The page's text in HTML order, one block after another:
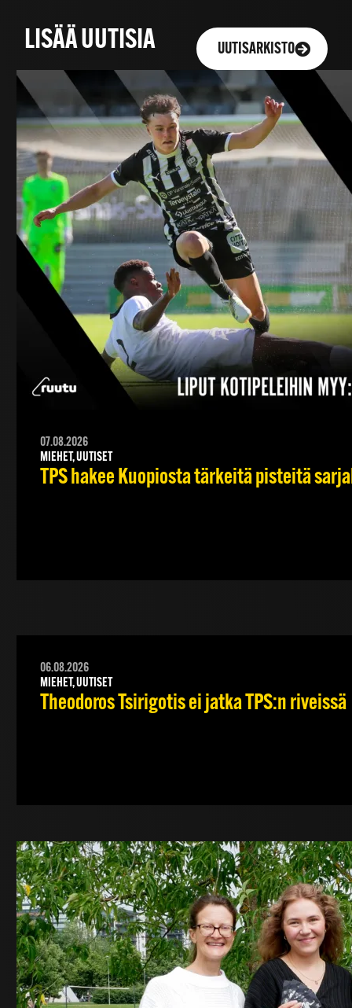
LISÄÄ UUTISIA UUTISARKISTO
07.08.2026
MIEHET, UUTISET
TPS hakee Kuopiosta tärkeitä pisteitä
06.08.2026
MIEHET, UUTISET
Theodoros Tsirigotis ei jatka TPS:n riveissä